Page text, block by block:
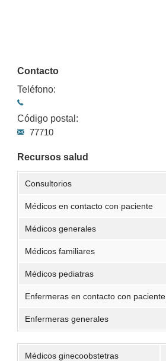
Contacto
Teléfono:
Código postal:
77710
Recursos salud
Consultorios
Médicos en contacto con paciente
Médicos generales
Médicos familiares
Médicos pediatras
Enfermeras en contacto con paciente
Enfermeras generales
Médicos ginecoobstetras